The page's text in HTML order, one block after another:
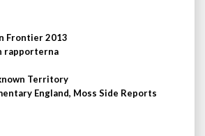
Frontier 2013
rapporterna
Territory
England, Moss Side Reports